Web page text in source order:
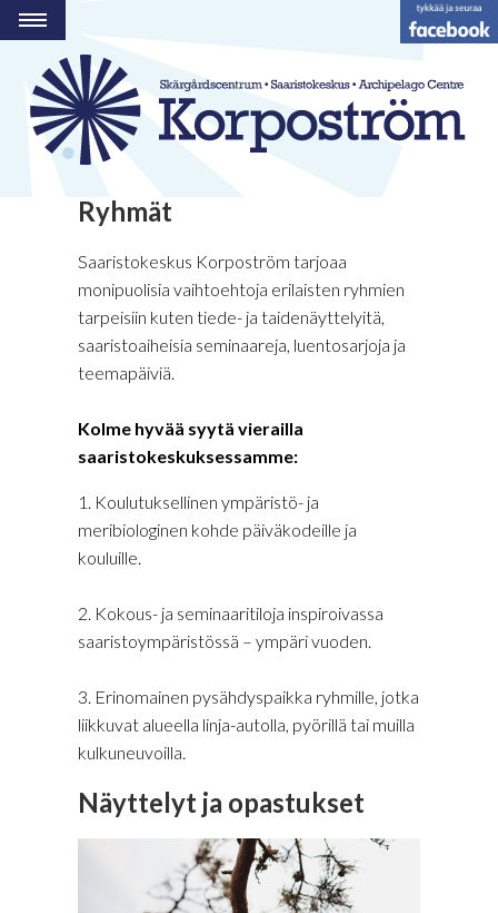
RAVINTOLA
HOTELLI
RYHMÄT JA TILAT
AKTIVITEETTEJÄ
YHTEYSTIEDOT
SE
EN
Ryhmät
Saaristokeskus Korpoström tarjoaa
monipuolisia vaihtoehtoja erilaisten ryhmien
tarpeisiin kuten tiede- ja taidenäyttelyitä,
saaristoaiheisia seminaareja, luentosarjoja ja
teemapäiviä.
Kolme hyvää syytä vierailla
saaristokeskuksessamme:
1. Koulutuksellinen ympäristö- ja
meribiologinen kohde päiväkodeille ja
kouluille.
2. Kokous- ja seminaaritiloja inspiroivassa
saaristoympäristössä – ympäri vuoden.
3. Erinomainen pysähdyspaikka ryhmille, jotka
liikkuvat alueella linja-autolla, pyörillä tai muilla
kulkuneuvoilla.
Näyttelyt ja opastukset